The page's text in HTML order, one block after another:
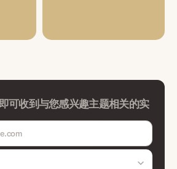
即可收到与您感兴趣主题相关的实